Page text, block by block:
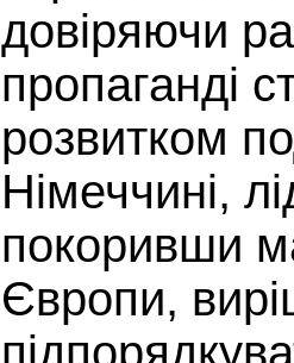
довіряючи
пропаганді
розвитком
Німеччині,
покоривши
Європи,